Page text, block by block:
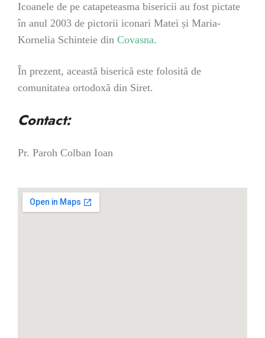
Icoanele de pe catapeteasma bisericii au fost pictate
în anul 2003 de pictorii iconari Matei și Maria-
Kornelia Schinteie din Covasna.
În prezent, această biserică este folosită de
comunitatea ortodoxă din Siret.
Contact:
Pr. Paroh Colban Ioan